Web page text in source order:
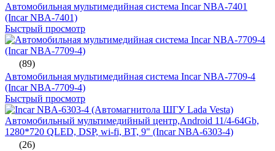
Автомобильная мультимедийная система Incar NBA-7401
(Incar NBA-7401)
Быстрый просмотр
(89)
Автомобильная мультимедийная система Incar NBA-7709-4
(Incar NBA-7709-4)
Быстрый просмотр
(26)